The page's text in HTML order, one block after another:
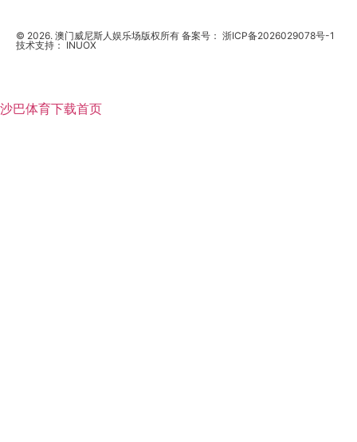
© 2026. 澳门威尼斯人娱乐场版权所有 备案号： 浙ICP备2026029078号-1
技术支持： INUOX
沙巴体育下载首页